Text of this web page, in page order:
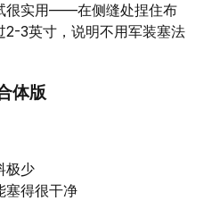
很实用——在侧缝处捏住布
2-3英寸，说明不用军装塞法
体版
极少
塞得很干净